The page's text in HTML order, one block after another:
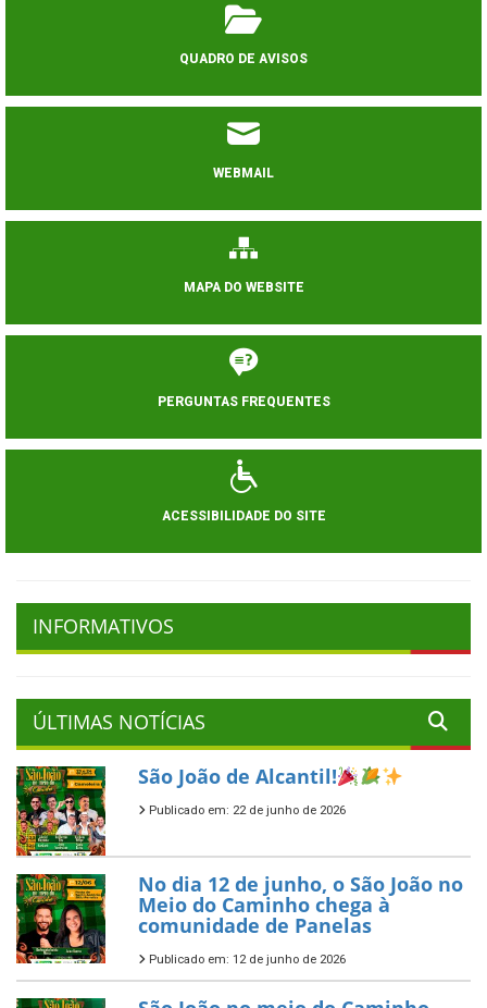
QUADRO DE AVISOS
WEBMAIL
MAPA DO WEBSITE
PERGUNTAS FREQUENTES
ACESSIBILIDADE DO SITE
INFORMATIVOS
ÚLTIMAS NOTÍCIAS
São João de Alcantil!
Publicado em: 22 de junho de 2026
No dia 12 de junho, o São João no
Meio do Caminho chega à
comunidade de Panelas
Publicado em: 12 de junho de 2026